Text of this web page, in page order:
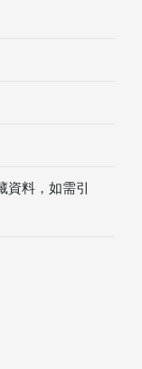
資料，如需引